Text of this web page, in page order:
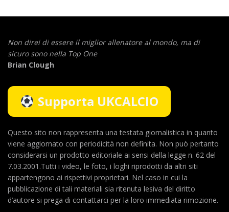
Non direi di essere il miglior allenatore al mondo, ma di
sicuro sono nella Top One
Brian Clough
Supporta UKCALCIO
Questo sito non rappresenta una testata giornalistica in quanto
viene aggiornato con periodicità non definita. Non può pertanto
considerarsi un prodotto editoriale ai sensi della legge n. 62 del
7.03.2001.Tutti i video, le foto, i loghi riprodotti da altri siti
appartengono ai rispettivi proprietari. Nel caso in cui la
pubblicazione di tali materiali sia ritenuta lesiva del diritto
d’autore si prega di contattarci per la loro immediata rimozione.